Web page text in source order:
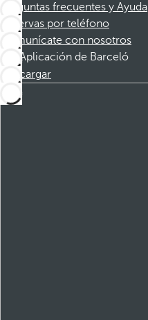
Preguntas frecuentes y Ayuda
Reservas por teléfono
Comunícate con nosotros
Aplicación de Barceló
Descargar